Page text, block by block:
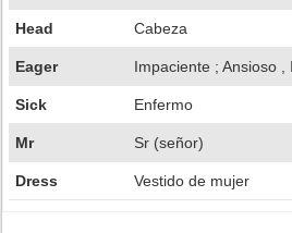
Head Cabeza
Eager Impaciente ; Ansioso ,
Sick Enfermo
Mr Sr (señor)
Dress Vestido de mujer